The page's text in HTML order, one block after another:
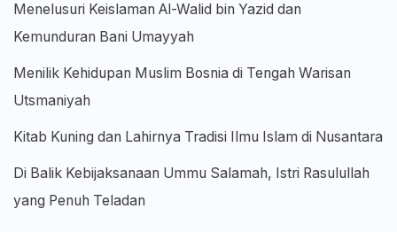
Menelusuri Keislaman Al-Walid bin Yazid dan
Kemunduran Bani Umayyah
Menilik Kehidupan Muslim Bosnia di Tengah Warisan
Utsmaniyah
Kitab Kuning dan Lahirnya Tradisi Ilmu Islam di Nusantara
Di Balik Kebijaksanaan Ummu Salamah, Istri Rasulullah
yang Penuh Teladan